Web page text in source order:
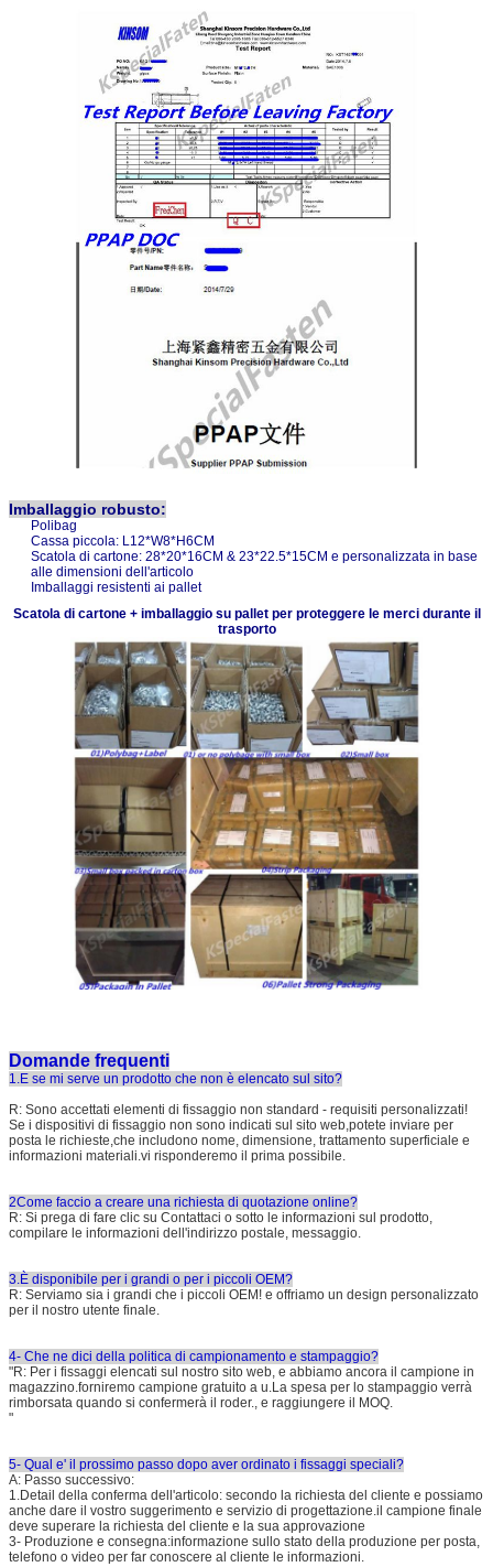
Imballaggio robusto:
Polibag
Cassa piccola: L12*W8*H6CM
Scatola di cartone: 28*20*16CM & 23*22.5*15CM e personalizzata in base
alle dimensioni dell'articolo
Imballaggi resistenti ai pallet
Scatola di cartone + imballaggio su pallet per proteggere le merci durante il
trasporto
Domande frequenti
1.E se mi serve un prodotto che non è elencato sul sito?
R: Sono accettati elementi di fissaggio non standard - requisiti personalizzati!
Se i dispositivi di fissaggio non sono indicati sul sito web,potete inviare per
posta le richieste,che includono nome, dimensione, trattamento superficiale e
informazioni materiali.vi risponderemo il prima possibile.
2Come faccio a creare una richiesta di quotazione online?
R: Si prega di fare clic su Contattaci o sotto le informazioni sul prodotto,
compilare le informazioni dell'indirizzo postale, messaggio.
3.È disponibile per i grandi o per i piccoli OEM?
R: Serviamo sia i grandi che i piccoli OEM! e offriamo un design personalizzato
per il nostro utente finale.
4- Che ne dici della politica di campionamento e stampaggio?
"R: Per i fissaggi elencati sul nostro sito web, e abbiamo ancora il campione in
magazzino.forniremo campione gratuito a u.La spesa per lo stampaggio verrà
rimborsata quando si confermerà il roder., e raggiungere il MOQ.
"
5- Qual e' il prossimo passo dopo aver ordinato i fissaggi speciali?
A: Passo successivo:
1.Detail della conferma dell'articolo: secondo la richiesta del cliente e possiamo
anche dare il vostro suggerimento e servizio di progettazione.il campione finale
deve superare la richiesta del cliente e la sua approvazione
3- Produzione e consegna:informazione sullo stato della produzione per posta,
telefono o video per far conoscere al cliente le informazioni.